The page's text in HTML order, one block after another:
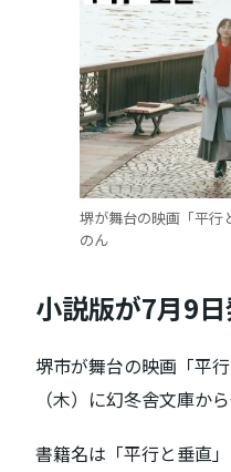
堺が舞台の映画「平行
のん
小説版が7月9
堺市が舞台の映画「平
（木）に幻冬舎文庫か
書籍名は「平行と垂直